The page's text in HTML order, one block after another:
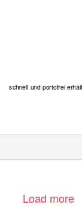
schnell und portofrei
Medien (Bücher, Zeitschriften, CDs, eBooks,
Load more